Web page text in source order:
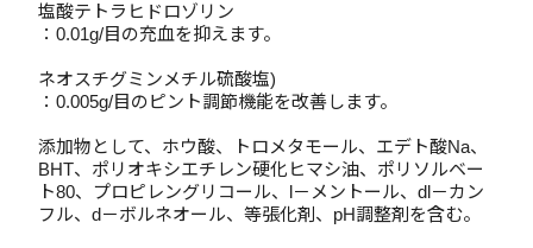
塩酸テトラヒドロゾリン
：0.01g/目の充血を抑えます。
ネオスチグミンメチル硫酸塩)
：0.005g/目のピント調節機能を改善します。
添加物として、ホウ酸、トロメタモール、エデト酸Na、
BHT、ポリオキシエチレン硬化ヒマシ油、ポリソルベー
ト80、プロピレングリコール、l－メントール、dl－カン
フル、d－ボルネオール、等張化剤、pH調整剤を含む。